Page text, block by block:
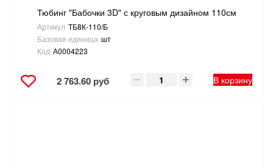
Тюбинг "Бабочки 3D" с круговым дизайном 110см
Артикул ТБ8К-110/Б
Базовая единица шт
Код А0004223
2 763.60 руб В корзину